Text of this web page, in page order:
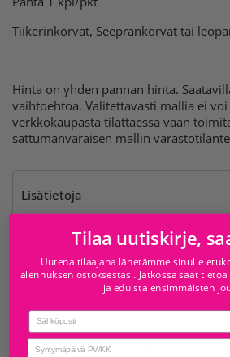
Tiikerinkorvat, Seeprankorvat tai
Hinta on yhden pannan hinta.
vaihtoehtoa. Valitettavasti mallia ei
verkkokaupasta tilattaessa vaan
sattumanvaraisen mallin
Lisätietoja
Juhlamaailma Iso
Myymälän tiedot
Juhlamaailma Sello
Tilaa uutiskirje,
Uutena tilaajana lähetämme sinulle
alennuksen ostoksestasi. Jatkossa saat
ja eduista ensimmäisten
Email
birthday